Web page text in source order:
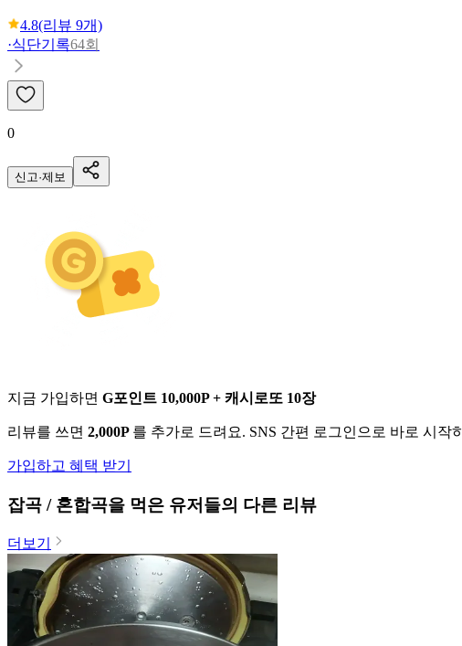
4.8(리뷰 9개)
·식단기록64회
0
신고·제보
지금 가입하면 G포인트 10,000P + 캐시로또 10장
리뷰를 쓰면 2,000P 를 추가로 드려요. SNS 간편 로그인으로 바로 시작
가입하고 혜택 받기
잡곡 / 혼합곡을 먹은 유저들의 다른 리뷰
더보기